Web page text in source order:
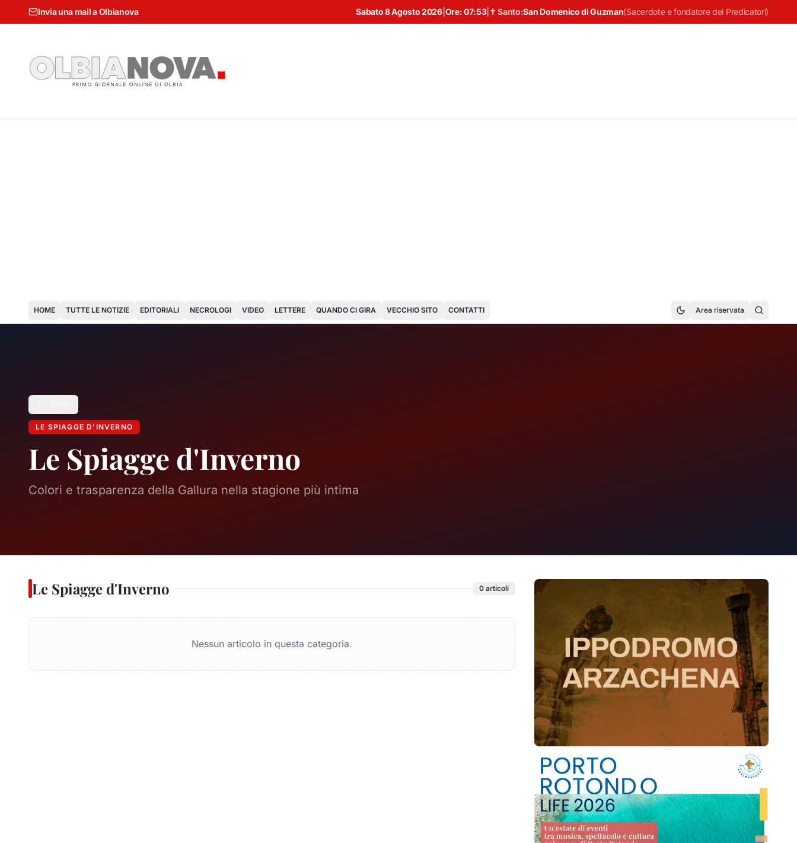
Invia una mail a Olbianova Sabato 8 Agosto 2026| Ore:07:53| ✝ Santo:San Domenico di Guzman(Sacerdote e fondatore dei Predicatori)
HOME TUTTE LE NOTIZIE EDITORIALI NECROLOGI VIDEO LETTERE QUANDO CI GIRA VECCHIO SITO CONTATTI Area riservata
LE SPIAGGE D'INVERNO
Le Spiagge d'Inverno
Colori e trasparenza della Gallura nella stagione più intima
Le Spiagge d'Inverno 0 articoli
Nessun articolo in questa categoria.